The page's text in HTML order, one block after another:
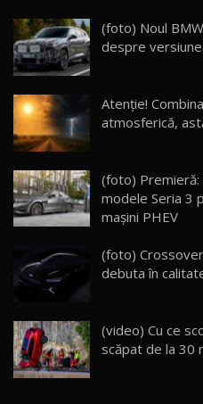
22
Noua Mazda
26:59
23
Lynk & Co 01
25:19
24
Van Electric
26:38
mai Exclusiv
Moldova
32:21
26
AutoBlog.MD
10:57
(foto) Noul
despre
Atenție!
atmosferică,
(foto) Premieră:
modele Seria 3
maşini PHEV
(foto)
debuta în
(video) Cu ce
scăpat de la 30